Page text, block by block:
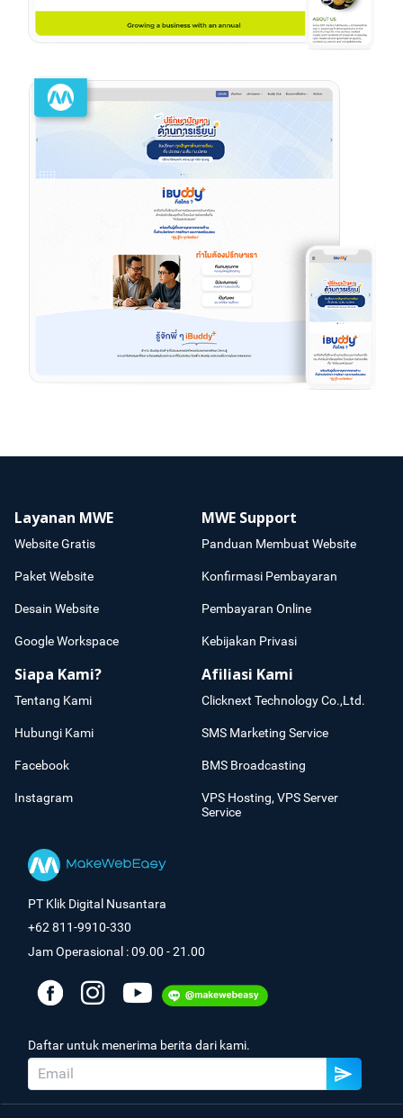
Layanan MWE
Website Gratis
Paket Website
Desain Website
Google Workspace
MWE Support
Panduan Membuat Website
Konfirmasi Pembayaran
Pembayaran Online
Kebijakan Privasi
Siapa Kami?
Tentang Kami
Hubungi Kami
Facebook
Instagram
Afiliasi Kami
Clicknext Technology Co.,Ltd.
SMS Marketing Service
BMS Broadcasting
VPS Hosting, VPS Server
Service
PT Klik Digital Nusantara
+62 811-9910-330
Jam Operasional : 09.00 - 21.00
Daftar untuk menerima berita dari kami.